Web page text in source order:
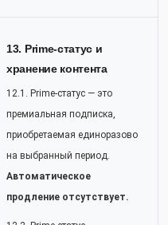
13. Prime-статус и
хранение контента
12.1. Prime-статус — это
премиальная подписка,
приобретаемая единоразово
на выбранный период.
Автоматическое
продление отсутствует.